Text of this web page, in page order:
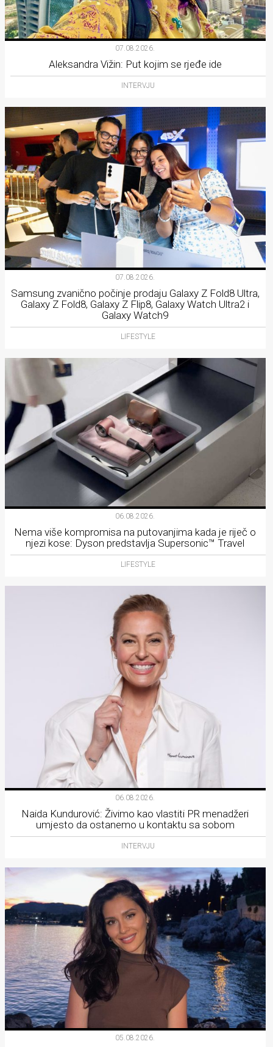
07.08.2026.
Aleksandra Vižin: Put kojim se rjeđe ide
INTERVJU
07.08.2026.
Samsung zvanično počinje prodaju Galaxy Z Fold8 Ultra,
Galaxy Z Fold8, Galaxy Z Flip8, Galaxy Watch Ultra2 i
Galaxy Watch9
LIFESTYLE
06.08.2026.
Nema više kompromisa na putovanjima kada je riječ o
njezi kose: Dyson predstavlja Supersonic™ Travel
LIFESTYLE
06.08.2026.
Naida Kundurović: Živimo kao vlastiti PR menadžeri
umjesto da ostanemo u kontaktu sa sobom
INTERVJU
05.08.2026.